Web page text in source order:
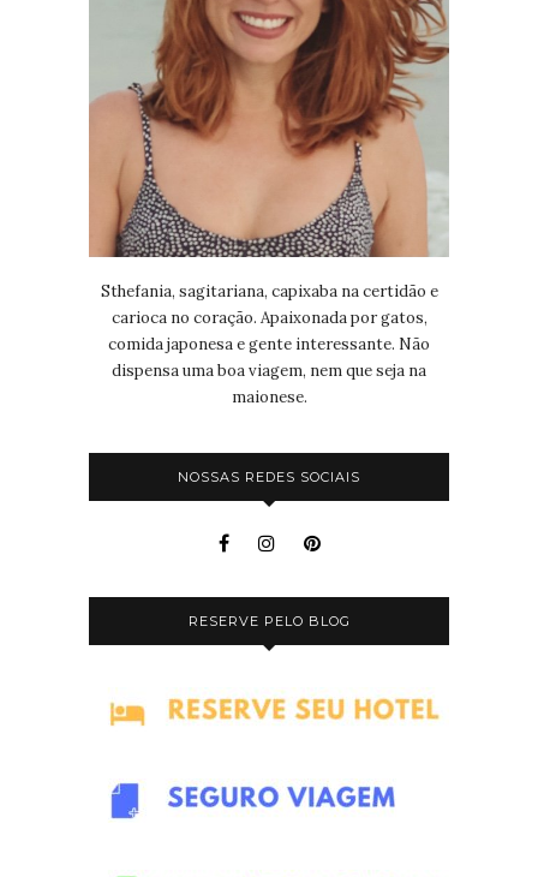
Sthefania, sagitariana, capixaba na certidão e
carioca no coração. Apaixonada por gatos,
comida japonesa e gente interessante. Não
dispensa uma boa viagem, nem que seja na
maionese.
NOSSAS REDES SOCIAIS
RESERVE PELO BLOG